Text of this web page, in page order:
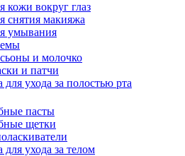
кожи вокруг глаз
снятия макияжа
умывания
и молочко
и патчи
для ухода за полостью рта
пасты
щетки
для ухода за телом